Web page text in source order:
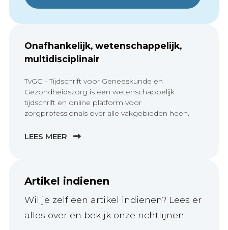
Onafhankelijk, wetenschappelijk,
multidisciplinair
TvGG - Tijdschrift voor Geneeskunde en
Gezondheidszorg is een wetenschappelijk
tijdschrift en online platform voor
zorgprofessionals over alle vakgebieden heen.
LEES MEER
Artikel indienen
Wil je zelf een artikel indienen? Lees er
alles over en bekijk onze richtlijnen.